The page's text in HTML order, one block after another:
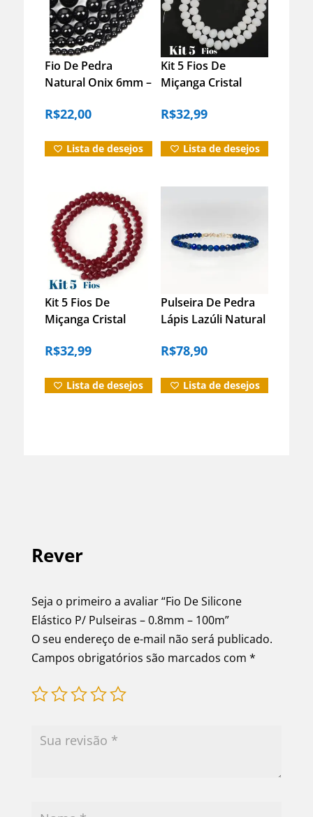
Fio De Pedra
Natural Onix 6mm –
R$22,00
Lista de desejos
Kit 5 Fios De
Miçanga Cristal
8mm Branco 40 Cm
R$32,99
Lista de desejos
Kit 5 Fios De
Miçanga Cristal
Vermelho 8mm
Mm
R$32,99
Lista de desejos
Pulseira De Pedra
Lápis Lazúli Natural
Prata – P
R$78,90
Lista de desejos
Rever
Seja o primeiro a avaliar “Fio De Silicone
Elástico P/ Pulseiras – 0.8mm – 100m”
O seu endereço de e-mail não será publicado.
Campos obrigatórios são marcados com *